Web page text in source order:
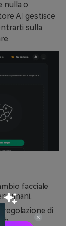
nulla o
AI gestisce
sulla
facciale
umani.
di